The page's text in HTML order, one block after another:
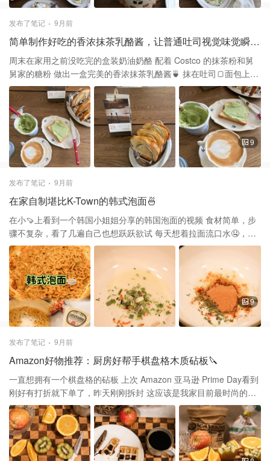
买现成的，LidlTrader Joe's 缺德舅 都有 加工方便，冷冻拿出来面
包机加热即可 上面淋上巧克力，焦糖酱，也可以加奶油Topping 🥣
Granola，我加了 Kellogg’s Cereal 还有草莓干，营养健康 🍇水果
家现有的水果放在喜欢的容器里🥣看着心情愉悦 我喜欢这种自己制
作美食的过程 也喜欢这些带有秋天浓度没有滤镜的色彩 每一帧都带
着自己的信念和梦想
发布了笔记 9月前
简单制作好吃的香浓抹茶乳酪酱，让普通吐司视觉味觉瞬间提升🔝
周末在家用之前没吃完的盒装奶油奶酪 配着 Costco 的抹茶粉和舅
舅家的糖粉 做出一盒完美的香浓抹茶乳酪酱🍵 抹在吐司🍞面包上吃
起来有一抹清香味 又有一丝醇厚的感觉，让整个吐司变高级 虽然做
起来的材料和步骤都超简单 但是吃起来却远远超乎预期 不张扬的甜
味和淡淡的抹茶苦香 让我不知不觉吃了四片吐司 Costco买的
brioche用面包机 先烤一下再抹上抹茶乳酪酱 口感和味道都让人难
以抗拒 🥘材料 盒装的原味奶油奶酪 糖粉 抹茶粉 炼乳 盒装的奶油奶
酪比块状相对来说软一些 抹茶乳酪酱以奶油奶酪为基底，倒入抹茶
粉 糖粉和炼乳，经过细腻搅拌调和而成 当奶酪和炼乳的醇厚柔滑 和
抹茶的微苦清香在相遇 有一种苦中带甜，浓中有轻 像秋天点有春日
秋天浓度Max 抹茶乳酪酱的魅力还在于它的百变搭配 可以涂在吐司
是早晨最治愈的味道 淋在蛋糕卷上或做戚风蛋糕的夹层 也可作为抹
茶拿铁的topping 瞬间可以提升甜点的格调 一勺抹茶酱，一份好心
情💚
9
发布了笔记 9月前
在家自制堪比K-Town的韩式泡面🍜
在小🍠上看到一个韩国小姐姐分享的韩国泡面的视频 食材简单，步
骤不复杂，看了几遍自己也想跃跃欲试 每天想着拉面流口水🤤，毕
竟自己也是Ramen胃 昨天用上了我的小黄珐琅锅，做了心中的美味
美锅配美面快乐似神仙～💕 🧄食材 泡面🍜最好是韩国方便面
Parmesan Cheese🧀 鸡蛋🥚 蒜泥 橄榄油 番茄酱 水 黄油 🍲步骤 ❶
开火先在锅里倒入适量橄榄油 ❷把泡面干菜包到入锅中加新鲜
Basil（我家没有，加的Parsley）辣椒包，加蕃茄酱，翻炒 ❸倒入2
cup水小火煮 ❹同时蛋黄蛋清分开，把蛋黄加入cheese碎 （原版里
是这种Parmigiano Reggiano，我没有就放了Parsamen） ❺这时候
汤汁变浓稠加入泡面，煮的稍微变软后 舀出一点汤到有cheese的蛋
擦丝器用蒜擦蒜末，cheese擦出cheese碎入锅 ❾最后出锅前倒入一
些橄榄油，一小块黄油🧈即可 ParmesanCheese是在 Costco 买
的，十刀蛮大一块 擦丝器双立人这款是在Bloomingdales入的 之前
买来是为了做巧克力碎没想到做cheese碎派上用场 这次是第一次试
做韩式，除了到最后没汤变成拌面 总体来说非常成功，劲道的面条
有浓浓的cheese味 喜欢吃泡面的都一定要试试看，让你的拉面也升
个级
9
发布了笔记 9月前
Amazon好物推荐：厨房好帮手棋盘格木质砧板🔪
一直想拥有一个棋盘格的砧板 上次 Amazon 亚马逊 Prime Day看到
刚好有打折就下单了，昨天刚刚拆封 这应该是我家目前最时尚的砧
板了 砧板大小是16.5”X11.6”，厚度没想象的厚 只有0.8”，买的时候
没仔细看介绍 如果厚点就更完美了，但是也会增加其重量 这款木制
砧板由坚固耐用的金合欢木和橡胶木制成 家里有很多棋盘格设计的
东西 托盘，坐垫，手拿包，现在又多了一个放在厨房的 它会为厨房
增添了一抹亮丽的风景 打开盒子的时候看到卡片上的一堆食物都特